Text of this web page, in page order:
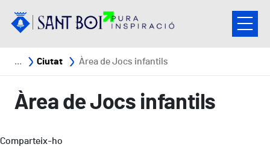
Fil d'ariadna
Ciutat Àrea de Jocs infantils
Àrea de Jocs infantils
Comparteix-ho